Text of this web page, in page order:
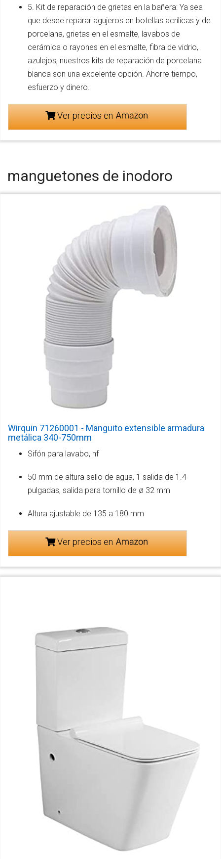
5. Kit de reparación de grietas en la bañera: Ya sea
que desee reparar agujeros en botellas acrílicas y de
porcelana, grietas en el esmalte, lavabos de
cerámica o rayones en el esmalte, fibra de vidrio,
azulejos, nuestros kits de reparación de porcelana
blanca son una excelente opción. Ahorre tiempo,
esfuerzo y dinero.
Ver precios en
manguetones de inodoro
Wirquin 71260001 - Manguito extensible armadura
metálica 340-750mm
Sifón para lavabo, nf
50 mm de altura sello de agua, 1 salida de 1.4
pulgadas, salida para tornillo de ø 32 mm
Altura ajustable de 135 a 180 mm
Ver precios en